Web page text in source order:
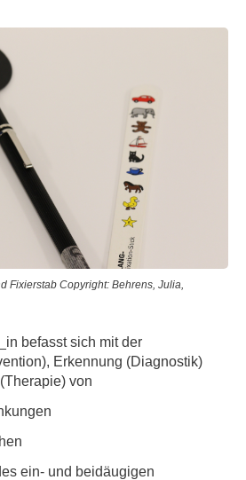
Fixierstab Copyright: Behrens, Julia,
befasst sich mit der
Erkennung (Diagnostik)
von
ein- und beidäugigen